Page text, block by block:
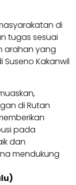
di
tugas sesuai
arahan yang
Suseno Kakanwil
di Rutan
pada
dan
mendukung